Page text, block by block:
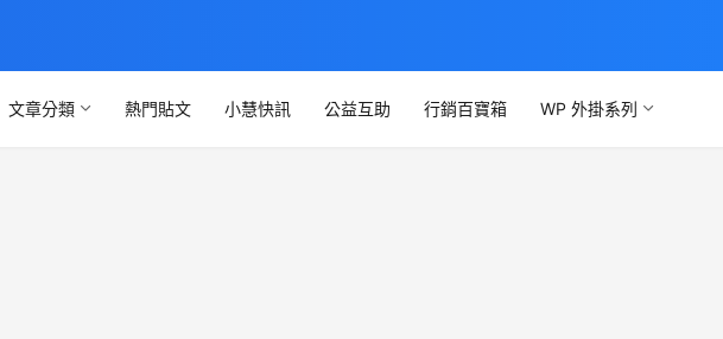
文章分類 熱門貼文 小慧快訊 公益互助 行銷百寶箱 WP 外掛系列